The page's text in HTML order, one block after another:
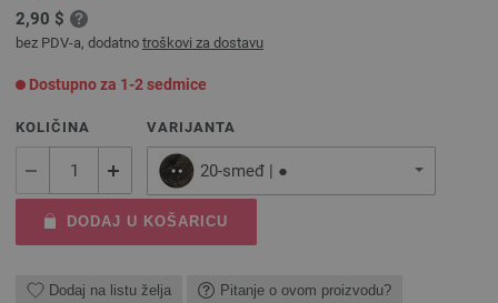
2,90 $
bez PDV-a, dodatno troškovi za dostavu
Dostupno za 1-2 sedmice
KOLIČINA VARIJANTA
20-smeđ | ●
DODAJ U KOŠARICU
Dodaj na listu želja Pitanje o ovom proizvodu?